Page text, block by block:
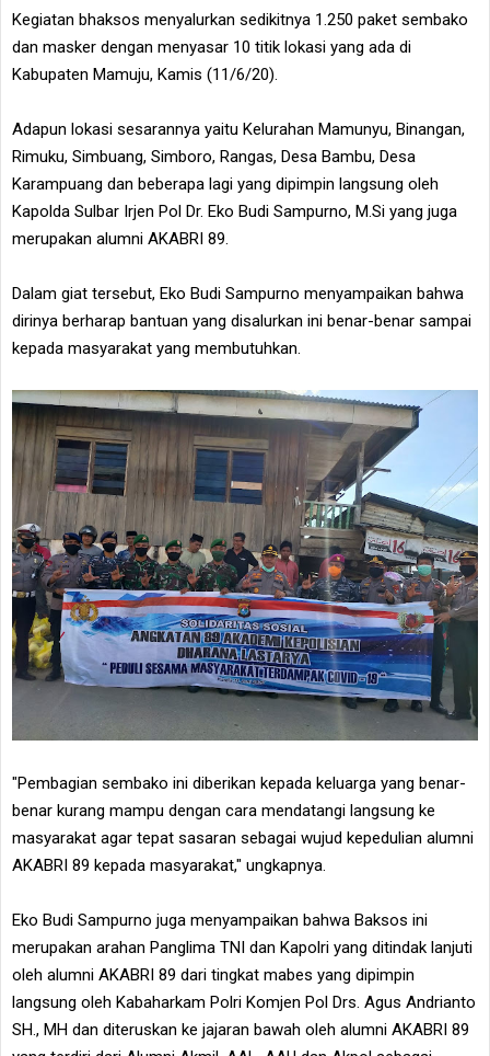
Kegiatan bhaksos menyalurkan sedikitnya 1.250 paket sembako
dan masker dengan menyasar 10 titik lokasi yang ada di
Kabupaten Mamuju, Kamis (11/6/20).
Adapun lokasi sesarannya yaitu Kelurahan Mamunyu, Binangan,
Rimuku, Simbuang, Simboro, Rangas, Desa Bambu, Desa
Karampuang dan beberapa lagi yang dipimpin langsung oleh
Kapolda Sulbar Irjen Pol Dr. Eko Budi Sampurno, M.Si yang juga
merupakan alumni AKABRI 89.
Dalam giat tersebut, Eko Budi Sampurno menyampaikan bahwa
dirinya berharap bantuan yang disalurkan ini benar-benar sampai
kepada masyarakat yang membutuhkan.
"Pembagian sembako ini diberikan kepada keluarga yang benar-
benar kurang mampu dengan cara mendatangi langsung ke
masyarakat agar tepat sasaran sebagai wujud kepedulian alumni
AKABRI 89 kepada masyarakat," ungkapnya.
Eko Budi Sampurno juga menyampaikan bahwa Baksos ini
merupakan arahan Panglima TNI dan Kapolri yang ditindak lanjuti
oleh alumni AKABRI 89 dari tingkat mabes yang dipimpin
langsung oleh Kabaharkam Polri Komjen Pol Drs. Agus Andrianto
SH., MH dan diteruskan ke jajaran bawah oleh alumni AKABRI 89